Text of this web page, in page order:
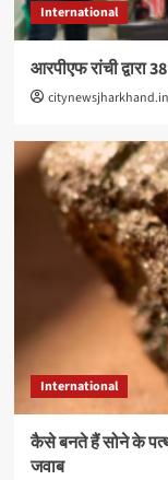
International
आरपीएफ रांची द्वारा
citynewsjharkhand.in
International
कैसे बनते हैं सोने के
जवाब